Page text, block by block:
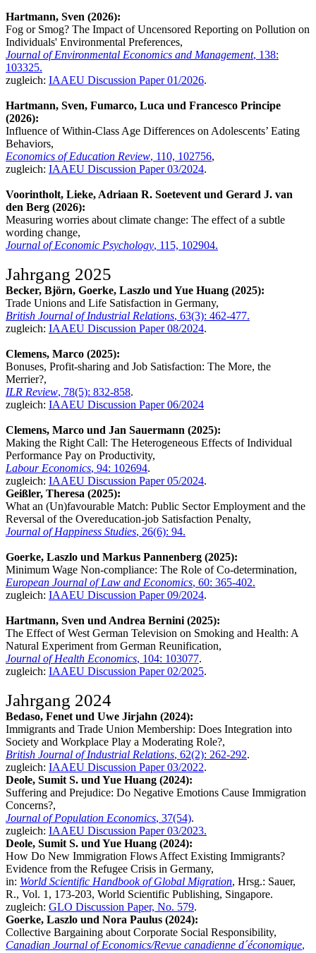
Hartmann, Sven (2026):
Fog or Smog? The Impact of Uncensored Reporting on Pollution on
Individuals' Environmental Preferences,
Journal of Environmental Economics and Management, 138:
103325.
zugleich: IAAEU Discussion Paper 01/2026.
Hartmann, Sven, Fumarco, Luca und Francesco Principe
(2026):
Influence of Within-Class Age Differences on Adolescents’ Eating
Behaviors,
Economics of Education Review, 110, 102756,
zugleich: IAAEU Discussion Paper 03/2024.
Voorintholt, Lieke, Adriaan R. Soetevent und Gerard J. van
den Berg (2026):
Measuring worries about climate change: The effect of a subtle
wording change,
Journal of Economic Psychology, 115, 102904.
Jahrgang 2025
Becker, Björn, Goerke, Laszlo und Yue Huang (2025):
Trade Unions and Life Satisfaction in Germany,
British Journal of Industrial Relations, 63(3): 462-477.
zugleich: IAAEU Discussion Paper 08/2024.
Clemens, Marco (2025):
Bonuses, Profit-sharing and Job Satisfaction: The More, the
Merrier?,
ILR Review, 78(5): 832-858.
zugleich: IAAEU Discussion Paper 06/2024
Clemens, Marco und Jan Sauermann (2025):
Making the Right Call: The Heterogeneous Effects of Individual
Performance Pay on Productivity,
Labour Economics, 94: 102694.
zugleich: IAAEU Discussion Paper 05/2024.
Geißler, Theresa (2025):
What an (Un)favourable Match: Public Sector Employment and the
Reversal of the Overeducation-job Satisfaction Penalty,
Journal of Happiness Studies, 26(6): 94.
Goerke, Laszlo und Markus Pannenberg (2025):
Minimum Wage Non-compliance: The Role of Co-determination,
European Journal of Law and Economics, 60: 365-402.
zugleich: IAAEU Discussion Paper 09/2024.
Hartmann, Sven und Andrea Bernini (2025):
The Effect of West German Television on Smoking and Health: A
Natural Experiment from German Reunification,
Journal of Health Economics, 104: 103077.
zugleich: IAAEU Discussion Paper 02/2025.
Jahrgang 2024
Bedaso, Fenet und Uwe Jirjahn (2024):
Immigrants and Trade Union Membership: Does Integration into
Society and Workplace Play a Moderating Role?,
British Journal of Industrial Relations, 62(2): 262-292.
zugleich: IAAEU Discussion Paper 03/2022.
Deole, Sumit S. und Yue Huang (2024):
Suffering and Prejudice: Do Negative Emotions Cause Immigration
Concerns?,
Journal of Population Economics, 37(54).
zugleich: IAAEU Discussion Paper 03/2023.
Deole, Sumit S. und Yue Huang (2024):
How Do New Immigration Flows Affect Existing Immigrants?
Evidence from the Refugee Crisis in Germany,
in: World Scientific Handbook of Global Migration, Hrsg.: Sauer,
R., Vol. 1, 173-203, World Scientific Publishing, Singapore.
zugleich: GLO Discussion Paper, No. 579.
Goerke, Laszlo und Nora Paulus (2024):
Collective Bargaining about Corporate Social Responsibility,
Canadian Journal of Economics/Revue canadienne d´économique,